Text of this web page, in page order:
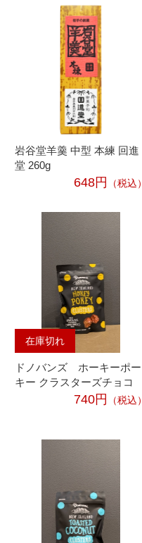
岩谷堂羊羹 中型 本練 回進
堂 260g
648円 （税込）
在庫切れ
ドノバンズ ホーキーポー
キー クラスターズチョコ
740円 （税込）